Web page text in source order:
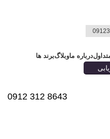
درباره ماوبلاگبرند ها
8643 312 0912